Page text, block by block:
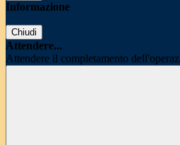
Informazione
Chiudi
Attendere...
Attendere il completamento